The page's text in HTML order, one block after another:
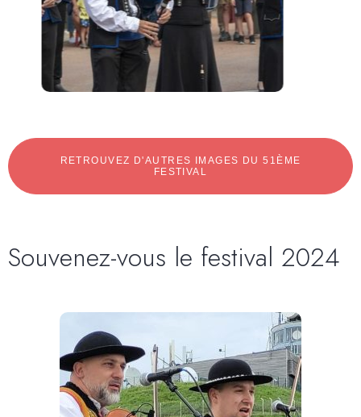
RETROUVEZ D'AUTRES IMAGES DU 51ÈME
FESTIVAL
Souvenez-vous le festival 2024